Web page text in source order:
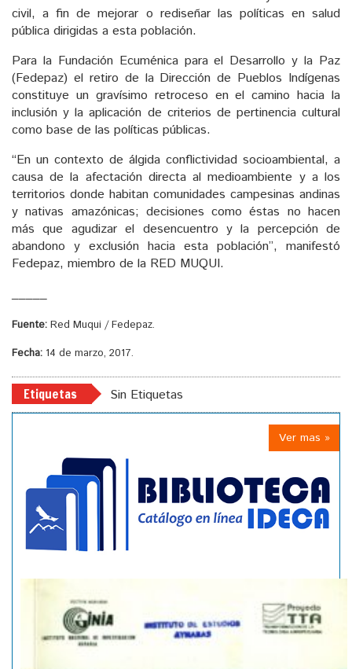
civil, a fin de mejorar o rediseñar las políticas en salud
pública dirigidas a esta población.
Para la Fundación Ecuménica para el Desarrollo y la Paz
(Fedepaz) el retiro de la Dirección de Pueblos Indígenas
constituye un gravísimo retroceso en el camino hacia la
inclusión y la aplicación de criterios de pertinencia cultural
como base de las políticas públicas.
“En un contexto de álgida conflictividad socioambiental, a
causa de la afectación directa al medioambiente y a los
territorios donde habitan comunidades campesinas andinas
y nativas amazónicas; decisiones como éstas no hacen
más que agudizar el desencuentro y la percepción de
abandono y exclusión hacia esta población”, manifestó
Fedepaz, miembro de la RED MUQUI.
Fuente: Red Muqui / Fedepaz.
Fecha: 14 de marzo, 2017.
Etiquetas Sin Etiquetas
Ver mas »